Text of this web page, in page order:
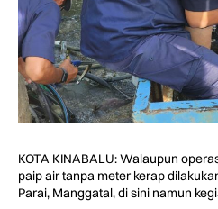
KOTA KINABALU: Walaupun
paip air tanpa meter kerap
Parai, Manggatal, di sini namun